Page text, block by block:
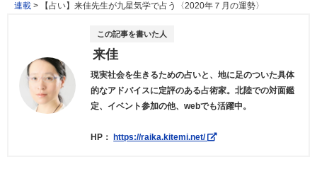
連載 > 【占い】来佳先生が九星気学で占う〈2020年７月の運勢〉
この記事を書いた人
来佳
現実社会を生きるための占いと、地に足のついた具体
的なアドバイスに定評のある占術家。北陸での対面鑑
定、イベント参加の他、webでも活躍中。
HP： https://raika.kitemi.net/